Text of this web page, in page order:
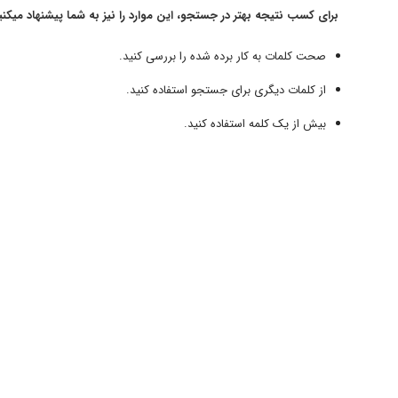
برای کسب نتیجه بهتر در جستجو، این موارد را نیز به شما پیشنهاد
صحت کلمات به کار برده شده را بررسی کنید.
از کلمات دیگری برای جستجو استفاده کنید.
بیش از یک کلمه استفاده کنید.